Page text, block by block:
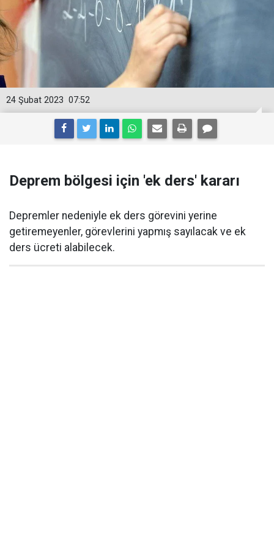
07:52
24 Şubat 2023
Deprem bölgesi için 'ek ders' kararı
Depremler nedeniyle ek ders görevini yerine
getiremeyenler, görevlerini yapmış sayılacak ve ek
ders ücreti alabilecek.